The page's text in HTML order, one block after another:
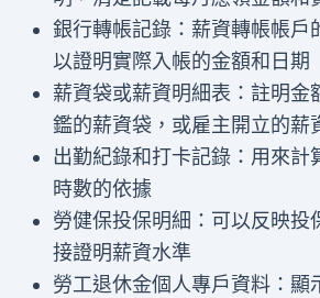
銀行轉帳記錄：薪資轉帳帳戶
以證明實際入帳的金額和日期
薪資袋或薪資明細表：註明金
鑑的薪資袋，或雇主開立的薪
出勤紀錄和打卡記錄：用來計
時數的依據
勞健保投保明細：可以反映投
接證明薪資水準
勞工退休金個人專戶資料：顯